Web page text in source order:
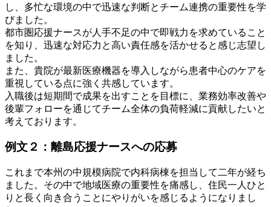
し、多忙な環境の中で迅速な判断とチーム連携の重要性を学
びました。
都市圏応援ナースが人手不足の中で即戦力を求めていること
を知り、迅速な対応力と高い責任感を活かせると感じ志望し
ました。
また、貴院が最新医療機器を導入しながら患者中心のケアを
重視している点に強く共感しています。
入職後は短期間で成果を出すことを目標に、業務効率改善や
後輩フォローを通じてチーム全体の負荷軽減に貢献したいと
考えております。
例文２：離島応援ナースへの応募
これまで本州の中規模病院で内科病棟を担当して二年が経ち
ました。その中で地域医療の重要性を痛感し、住民一人ひと
りと長く向き合うことにやりがいを感じるようになりまし